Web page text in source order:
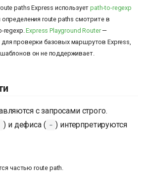
paths Express используетpath-to-regexp
route paths смотрите в
regexp.Express Playground Router—
проверки базовых маршрутов Express,
он не поддерживает.
с запросами строго.
) и дефиса ( - ) интерпретируются
частью route path.